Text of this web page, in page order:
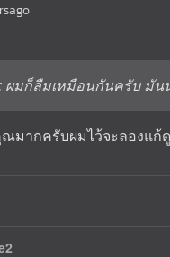
ผมก็ลืมเหมือนกันครับ มัน
มากครับผมไว้จะลองแ